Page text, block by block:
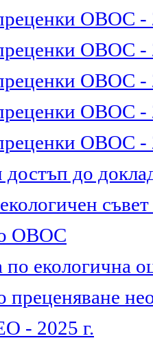
ОВОС -
ОВОС -
ОВОС -
ОВОС -
ОВОС -
достъп до
ОВОС
екологична
преценяване
- 2025 г.